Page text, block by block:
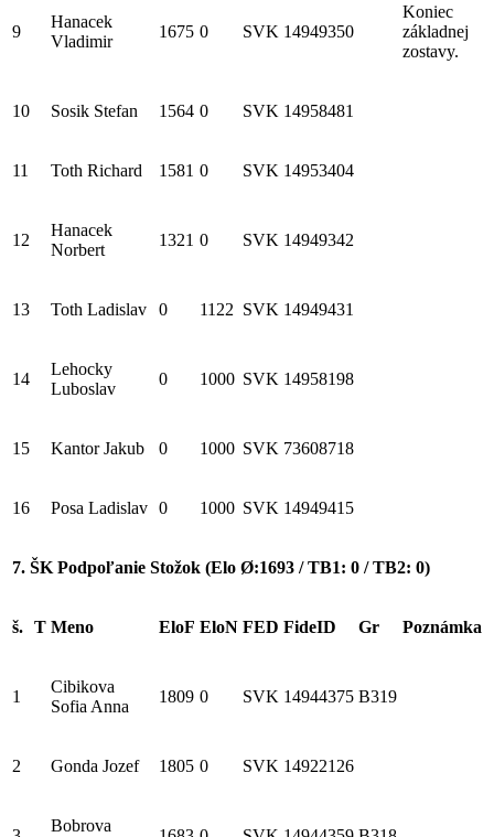
9
Hanacek
Vladimir
1675 0 SVK 14949350
Koniec
základnej
zostavy.
10 Sosik Stefan 1564 0 SVK 14958481
11 Toth Richard 1581 0 SVK 14953404
12
Hanacek
Norbert
1321 0 SVK 14949342
13 Toth Ladislav 0 1122 SVK 14949431
14
Lehocky
Luboslav
0 1000 SVK 14958198
15 Kantor Jakub 0 1000 SVK 73608718
16 Posa Ladislav 0 1000 SVK 14949415
7. ŠK Podpoľanie Stožok (Elo Ø:1693 / TB1: 0 / TB2: 0)
š. T Meno EloF EloN FED FideID Gr Poznámka
1
Cibikova
Sofia Anna
1809 0 SVK 14944375 B319
2 Gonda Jozef 1805 0 SVK 14922126
Bobrova